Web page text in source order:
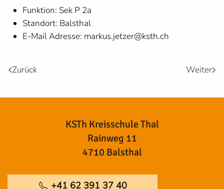
Funktion: Sek P 2a
Standort: Balsthal
E-Mail Adresse: markus.jetzer@ksth.ch
Zurück Weiter
KSTh Kreisschule Thal
Rainweg 11
4710 Balsthal
+41 62 391 37 40